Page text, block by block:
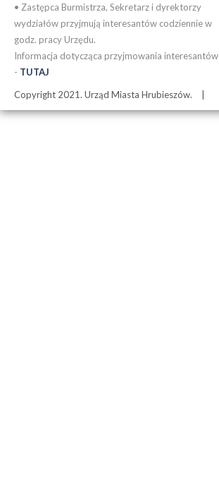
• Zastępca Burmistrza, Sekretarz i dyrektorzy
wydziałów przyjmują interesantów codziennie w
godz. pracy Urzędu.
Informacja dotycząca przyjmowania interesantów
- TUTAJ
Copyright 2021. Urząd Miasta Hrubieszów.